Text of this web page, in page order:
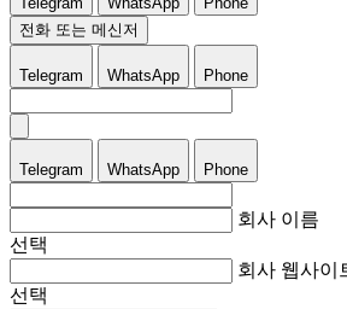
전화 또는 메신저
Telegram WhatsApp Phone
Telegram WhatsApp Phone
회사 이름
선택
회사 웹사이
선택